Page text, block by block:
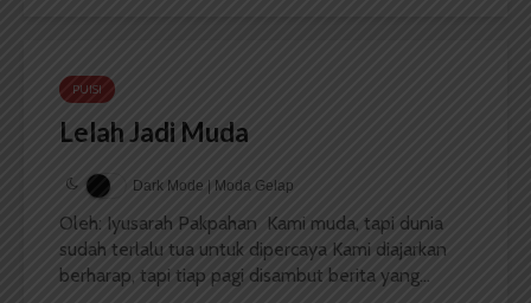
PUISI
Lelah Jadi Muda
Dark Mode | Moda Gelap
Oleh: Iyusarah Pakpahan Kami muda, tapi dunia
sudah terlalu tua untuk dipercaya Kami diajarkan
berharap, tapi tiap pagi disambut berita yang...